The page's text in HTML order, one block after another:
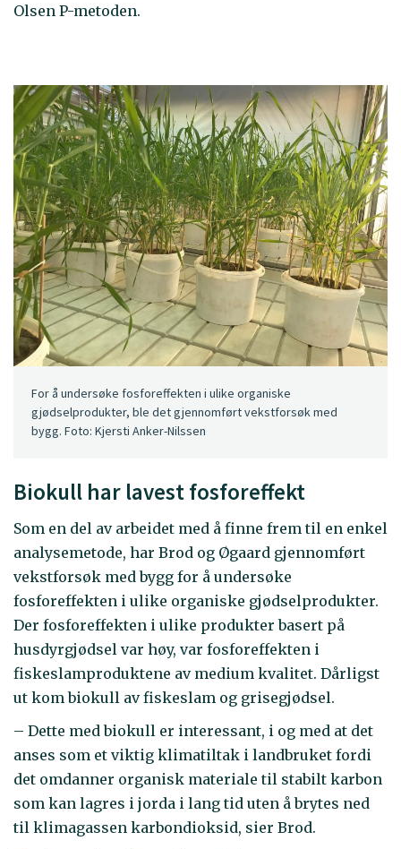
Olsen P-metoden.
For å undersøke fosforeffekten i ulike organiske
gjødselprodukter, ble det gjennomført vekstforsøk med
bygg. Foto: Kjersti Anker-Nilssen
Biokull har lavest fosforeffekt
Som en del av arbeidet med å finne frem til en enkel
analysemetode, har Brod og Øgaard gjennomført
vekstforsøk med bygg for å undersøke
fosforeffekten i ulike organiske gjødselprodukter.
Der fosforeffekten i ulike produkter basert på
husdyrgjødsel var høy, var fosforeffekten i
fiskeslamproduktene av medium kvalitet. Dårligst
ut kom biokull av fiskeslam og grisegjødsel.
– Dette med biokull er interessant, i og med at det
anses som et viktig klimatiltak i landbruket fordi
det omdanner organisk materiale til stabilt karbon
som kan lagres i jorda i lang tid uten å brytes ned
til klimagassen karbondioksid, sier Brod.